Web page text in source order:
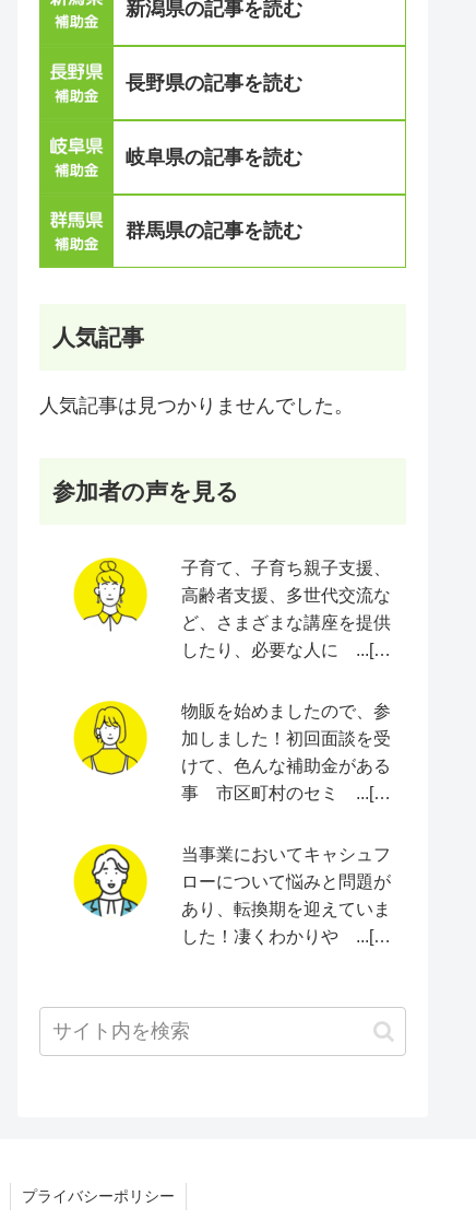
新潟県の記事を読む
長野県の記事を読む
岐阜県の記事を読む
群馬県の記事を読む
人気記事
人気記事は見つかりませんでした。
参加者の声を見る
子育て、子育ち親子支援、
高齢者支援、多世代交流な
ど、さまざまな講座を提供
したり、必要な人に ...[続
物販を始めましたので、参
加しました！初回面談を受
けて、色んな補助金がある
事 市区町村のセミ ...[続
当事業においてキャシュフ
ローについて悩みと問題が
あり、転換期を迎えていま
した！凄くわかりや ...[続
プライバシーポリシー